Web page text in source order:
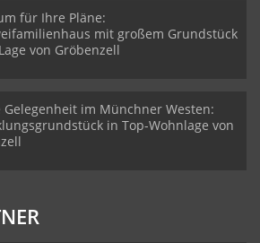
für Ihre Pläne:
mit großem Grundstück
von Gröbenzell
Gelegenheit im Münchner Westen:
in Top-Wohnlage von